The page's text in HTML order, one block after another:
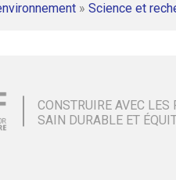
» Science et
CONSTRUIRE AVEC
SAIN DURABLE ET